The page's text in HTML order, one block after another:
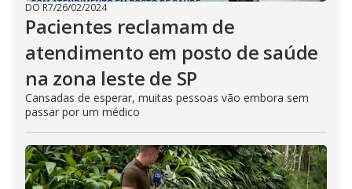
DO R7/26/02/2024
Pacientes reclamam de
atendimento em posto de saúde
na zona leste de SP
Cansadas de esperar, muitas pessoas vão embora sem
passar por um médico